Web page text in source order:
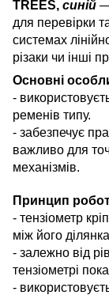
TREES, синій —
для перевірки
системах
різаки чи інші
Основні
-
ременів типу.
- забезпечує
важливо для
механізмів.
Принцип
- тензіометр
між його
- залежно від
тензіометрі
-